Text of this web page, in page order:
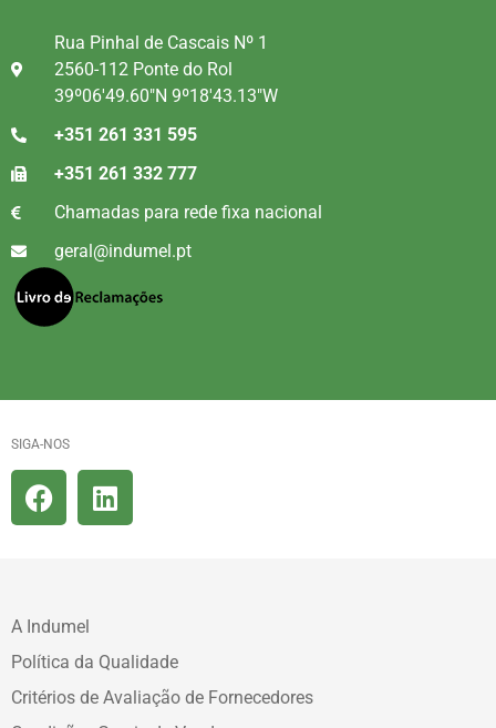
Rua Pinhal de Cascais Nº 1
2560-112 Ponte do Rol
39º06'49.60"N 9º18'43.13"W
+351 261 331 595
+351 261 332 777
Chamadas para rede fixa nacional
geral@indumel.pt
SIGA-NOS
A Indumel
Política da Qualidade
Critérios de Avaliação de Fornecedores